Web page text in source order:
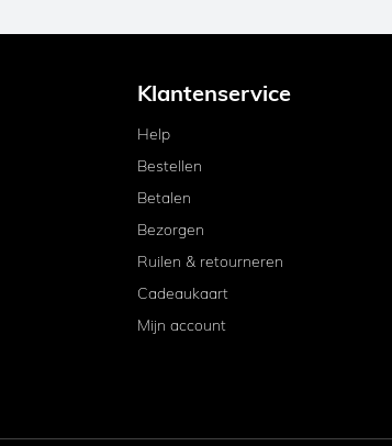
Klantenservice
Help
Bestellen
Betalen
Bezorgen
Ruilen & retourneren
Cadeaukaart
Mijn account